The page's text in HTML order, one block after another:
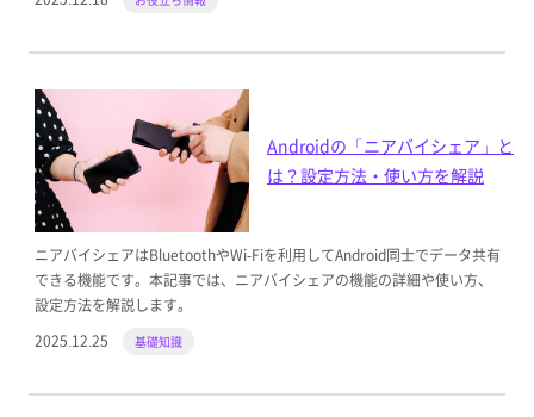
Androidの「ニアバイシェア」と
は？設定方法・使い方を解説
ニアバイシェアはBluetoothやWi-Fiを利用してAndroid同士でデータ共有
できる機能です。本記事では、ニアバイシェアの機能の詳細や使い方、
設定方法を解説します。
2025.12.25
基礎知識